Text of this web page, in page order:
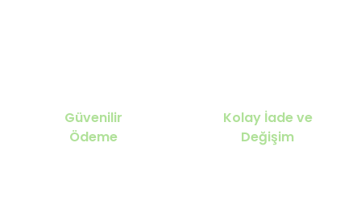
Güvenilir
Ödeme
Kolay İade ve
Değişim